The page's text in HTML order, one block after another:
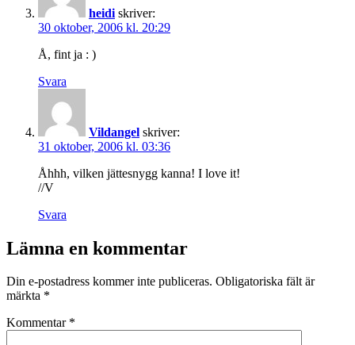
heidi skriver:
30 oktober, 2006 kl. 20:29
Å, fint ja : )
Svara
Vildangel skriver:
31 oktober, 2006 kl. 03:36
Åhhh, vilken jättesnygg kanna! I love it!
//V
Svara
Lämna en kommentar
Din e-postadress kommer inte publiceras. Obligatoriska fält är
märkta *
Kommentar *